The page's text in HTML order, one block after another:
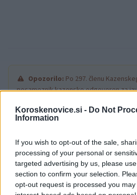
Koroskenovice.si - Do Not
Information
If you wish to opt-out of the sale,
processing of your personal or
targeted advertising by us, please
section to confirm your selection.
opt-out request is processed you
Opozorilo: Po 297. členu
posameznik kazensko odgovoren za
rasističnimi, diskriminatornimi ali
odstranjeni. Pravila komentiranja →
Failed to fetch